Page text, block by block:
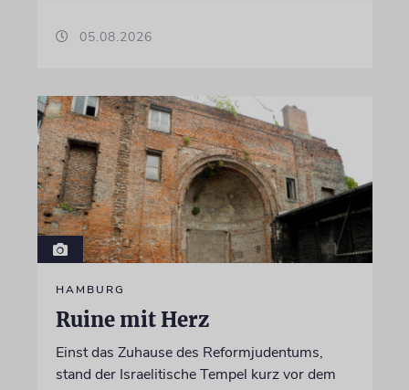
05.08.2026
HAMBURG
Ruine mit Herz
Einst das Zuhause des Reformjudentums,
stand der Israelitische Tempel kurz vor dem